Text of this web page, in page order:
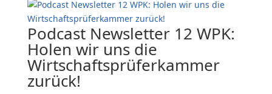
Podcast Newsletter 12 WPK:
Holen wir uns die
Wirtschaftsprüferkammer
zurück!